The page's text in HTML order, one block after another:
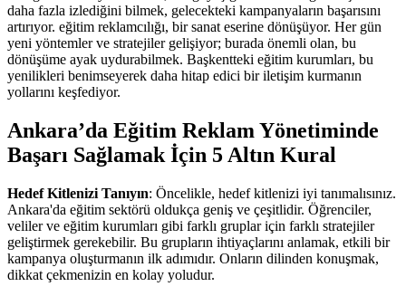
daha fazla izlediğini bilmek, gelecekteki kampanyaların başarısını
artırıyor. eğitim reklamcılığı, bir sanat eserine dönüşüyor. Her gün
yeni yöntemler ve stratejiler gelişiyor; burada önemli olan, bu
dönüşüme ayak uydurabilmek. Başkentteki eğitim kurumları, bu
yenilikleri benimseyerek daha hitap edici bir iletişim kurmanın
yollarını keşfediyor.
Ankara’da Eğitim Reklam Yönetiminde
Başarı Sağlamak İçin 5 Altın Kural
Hedef Kitlenizi Tanıyın: Öncelikle, hedef kitlenizi iyi tanımalısınız.
Ankara'da eğitim sektörü oldukça geniş ve çeşitlidir. Öğrenciler,
veliler ve eğitim kurumları gibi farklı gruplar için farklı stratejiler
geliştirmek gerekebilir. Bu grupların ihtiyaçlarını anlamak, etkili bir
kampanya oluşturmanın ilk adımıdır. Onların dilinden konuşmak,
dikkat çekmenizin en kolay yoludur.